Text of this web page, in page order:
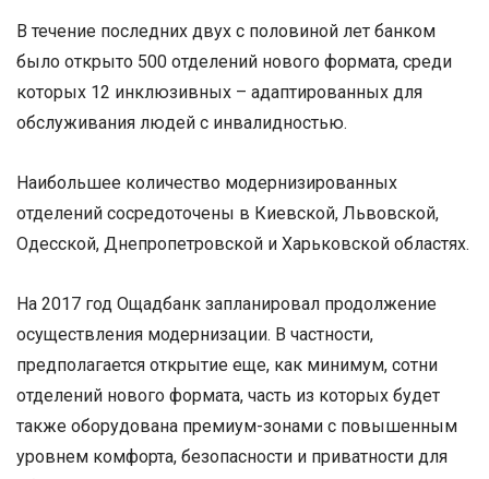
В течение последних двух с половиной лет банком
было открыто 500 отделений нового формата, среди
которых 12 инклюзивных – адаптированных для
обслуживания людей с инвалидностью.
Наибольшее количество модернизированных
отделений сосредоточены в Киевской, Львовской,
Одесской, Днепропетровской и Харьковской областях.
На 2017 год Ощадбанк запланировал продолжение
осуществления модернизации. В частности,
предполагается открытие еще, как минимум, сотни
отделений нового формата, часть из которых будет
также оборудована премиум-зонами с повышенным
уровнем комфорта, безопасности и приватности для